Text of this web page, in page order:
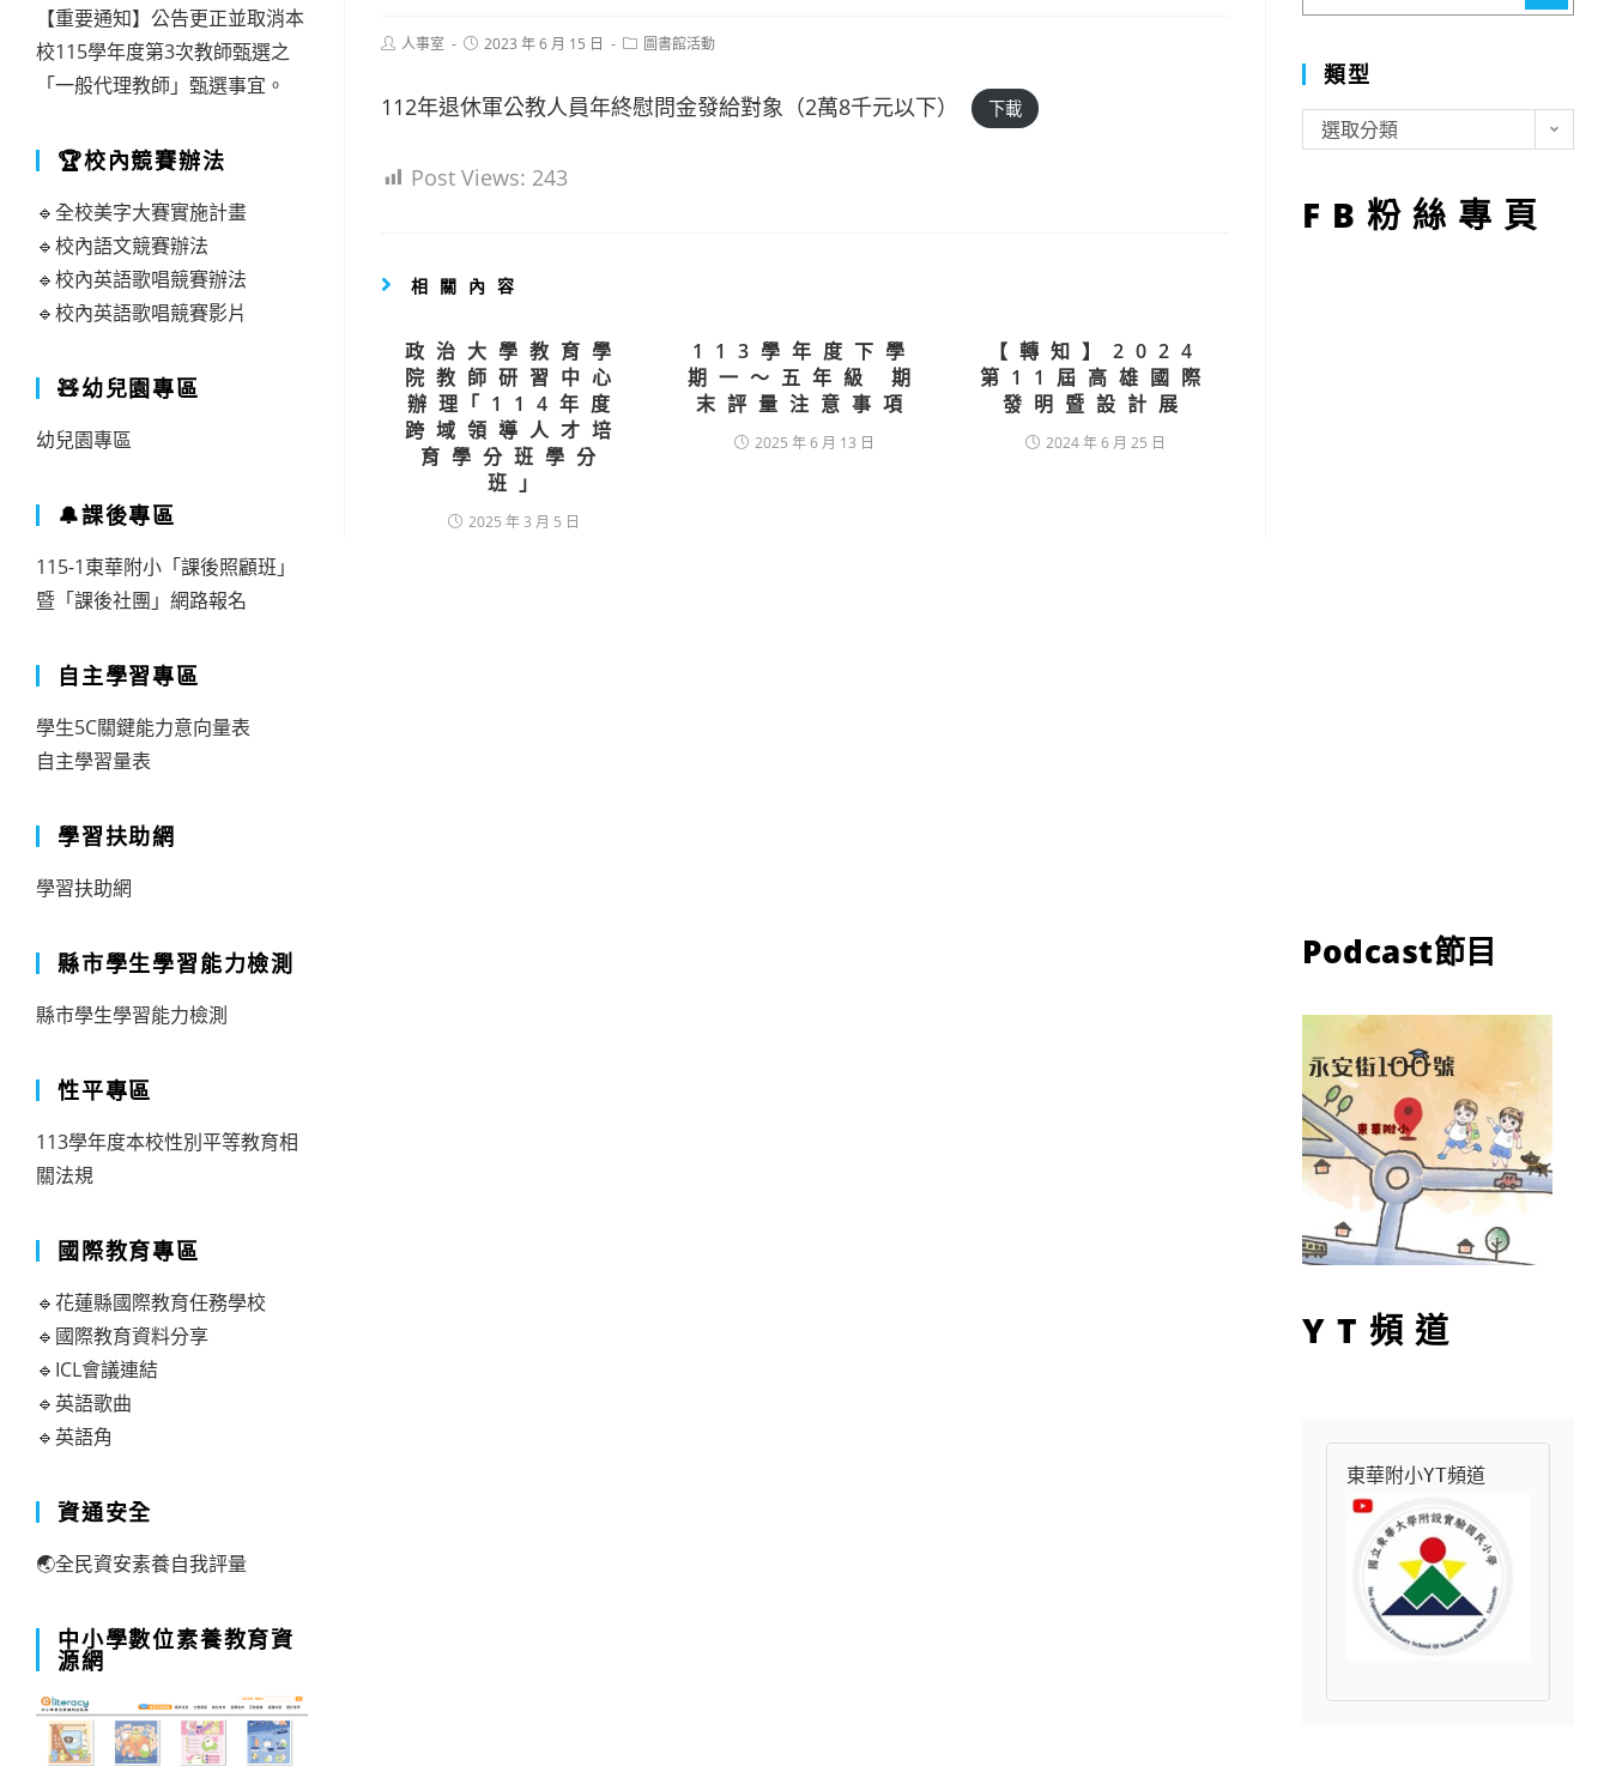
Post人事室
Post2023 年 6 月 15 日
Post圖書館活動
112年退休軍公教人員年終慰問金發給對象（2萬8千元以下） 下載
Post Views: 243
相關內容
政治大學教育學
院教師研習中心
辦理｢114年度
跨域領導人才培
育學分班學分
班｣
2025 年 3 月 5 日
113學年度下學
期一～五年級 期
末評量注意事項
2025 年 6 月 13 日
【轉知】2024
第11屆高雄國際
發明暨設計展
2024 年 6 月 25 日
【重要通知】公告更正並取消本
校115學年度第3次教師甄選之
「一般代理教師」甄選事宜。
🏆校內競賽辦法
🔹全校美字大賽實施計畫
🔹校內語文競賽辦法
🔹校內英語歌唱競賽辦法
🔹校內英語歌唱競賽影片
🧸幼兒園專區
幼兒園專區
🔔課後專區
115-1東華附小「課後照顧班」
暨「課後社團」網路報名
自主學習專區
學生5C關鍵能力意向量表
自主學習量表
學習扶助網
學習扶助網
縣市學生學習能力檢測
縣市學生學習能力檢測
性平專區
113學年度本校性別平等教育相
關法規
國際教育專區
🔹花蓮縣國際教育任務學校
🔹國際教育資料分享
🔹ICL會議連結
🔹英語歌曲
🔹英語角
資通安全
🌏全民資安素養自我評量
中小學數位素養教育資
源網
類型
型
選取分類
FB粉絲專頁
Podcast節目
YT頻道
東華附小YT頻道